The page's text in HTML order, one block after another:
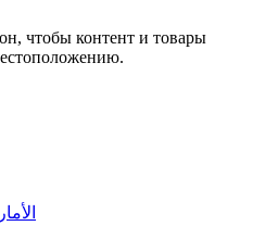
чтобы контент и товары